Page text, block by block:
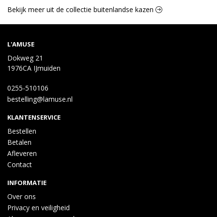
Bekijk meer uit de collectie buitenlandse kazen
L'AMUSE
Dokweg 21
1976CA IJmuiden
0255-510106
bestelling@lamuse.nl
KLANTENSERVICE
Bestellen
Betalen
Afleveren
Contact
INFORMATIE
Over ons
Privacy en veiligheid